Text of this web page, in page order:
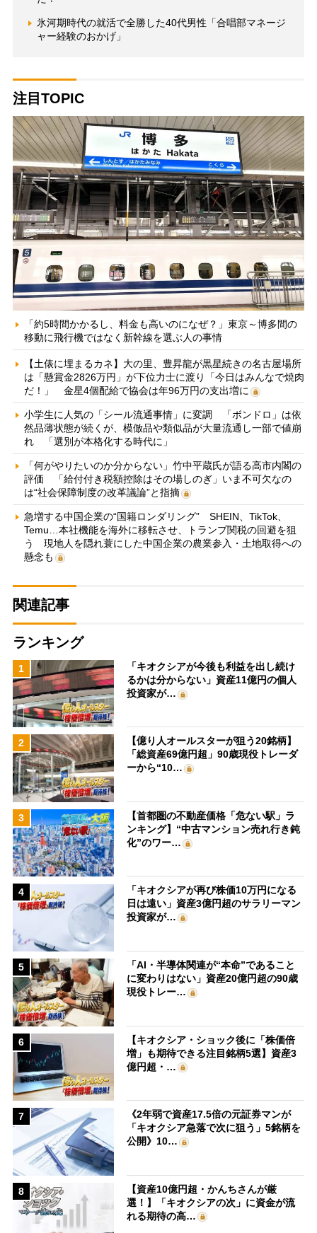
氷河期時代の就活で全勝した40代男性「合唱部マネージ
ャー経験のおかげ」
注目TOPIC
「約5時間かかるし、料金も高いのになぜ？」東京～博多間の
移動に飛行機ではなく新幹線を選ぶ人の事情
【土俵に埋まるカネ】大の里、豊昇龍が黒星続きの名古屋場所
は「懸賞金2826万円」が下位力士に渡り「今日はみんなで焼肉
だ！」 金星4個配給で協会は年96万円の支出増に
小学生に人気の「シール流通事情」に変調 「ボンドロ」は依
然品薄状態が続くが、模倣品や類似品が大量流通し一部で値崩
れ 「選別が本格化する時代に」
「何がやりたいのか分からない」竹中平蔵氏が語る高市内閣の
評価 「給付付き税額控除はその場しのぎ」いま不可欠なの
は“社会保障制度の改革議論”と指摘
急増する中国企業の“国籍ロンダリング” SHEIN、TikTok、
Temu…本社機能を海外に移転させ、トランプ関税の回避を狙
う 現地人を隠れ蓑にした中国企業の農業参入・土地取得への
懸念も
関連記事
ランキング
1
「キオクシアが今後も利益を出し続け
るかは分からない」資産11億円の個人
投資家が…
2
【億り人オールスターが狙う20銘柄】
「総資産69億円超」90歳現役トレーダ
ーから“10…
3
【首都圏の不動産価格「危ない駅」ラ
ンキング】“中古マンション売れ行き鈍
化”のワー…
4
「キオクシアが再び株価10万円になる
日は遠い」資産3億円超のサラリーマン
投資家が…
5
「AI・半導体関連が“本命”であること
に変わりはない」資産20億円超の90歳
現役トレー…
6
【キオクシア・ショック後に「株価倍
増」も期待できる注目銘柄5選】資産3
億円超・…
7
《2年弱で資産17.5倍の元証券マンが
「キオクシア急落で次に狙う」5銘柄を
公開》10…
8
【資産10億円超・かんちさんが厳
選！】「キオクシアの次」に資金が流
れる期待の高…